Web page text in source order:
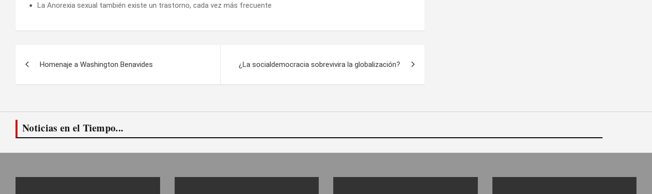
La Anorexia sexual también existe un trastorno, cada vez más frecuente
Homenaje a Washington Benavides ¿La socialdemocracia sobrevivira la globalización?
Noticias en el Tiempo...